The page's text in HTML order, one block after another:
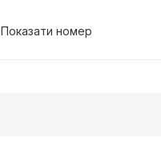
Показати номер